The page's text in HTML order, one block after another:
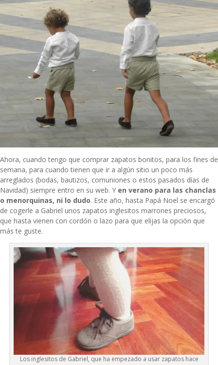
Ahora, cuando tengo que comprar zapatos bonitos, para los fines de
semana, para cuando tienen que ir a algún sitio un poco más
arreglados (bodas, bautizos, comuniones o estos pasados días de
Navidad) siempre entro en su web. Y en verano para las chanclas
o menorquinas, ni lo dudo. Este año, hasta Papá Noel se encargó
de cogerle a Gabriel unos zapatos inglesitos marrones preciosos,
que hasta vienen con cordón o lazo para que elijas la opción que
más te guste.
Los inglesitos de Gabriel, que ha empezado a usar zapatos hace